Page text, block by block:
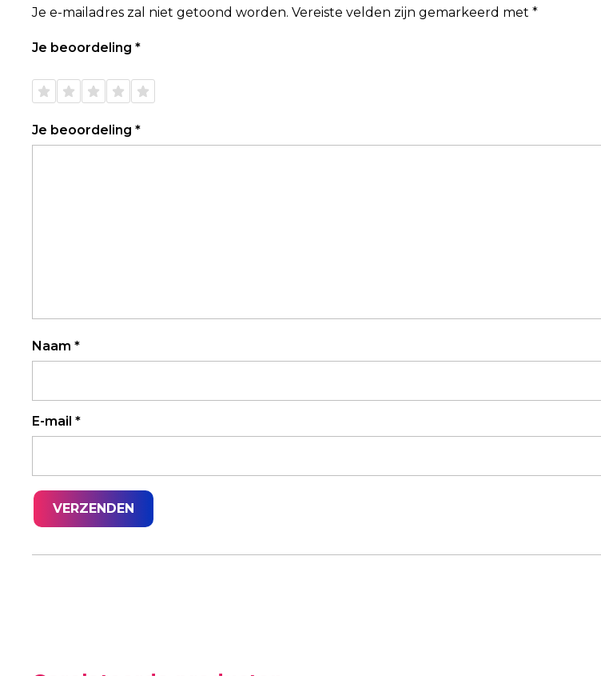
Je e-mailadres zal niet getoond worden. Vereiste velden zijn gemarkeerd met *
Je beoordeling *
de 5
de 5
de 5
de 5
de 5
Je beoordeling *
Naam *
E-mail *